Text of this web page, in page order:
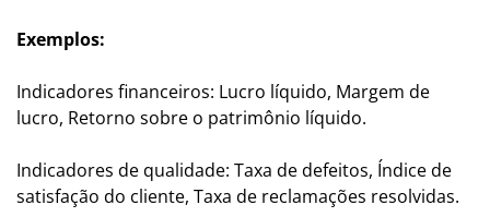
Exemplos:
Indicadores financeiros: Lucro líquido, Margem de
lucro, Retorno sobre o patrimônio líquido.
Indicadores de qualidade: Taxa de defeitos, Índice de
satisfação do cliente, Taxa de reclamações resolvidas.